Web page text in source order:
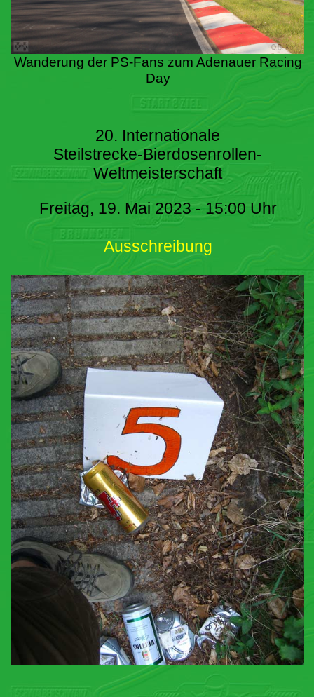
Wanderung der PS-Fans zum Adenauer Racing
Day
20. Internationale
Steilstrecke-Bierdosenrollen-
Weltmeisterschaft
Freitag, 19. Mai 2023 - 15:00 Uhr
Ausschreibung